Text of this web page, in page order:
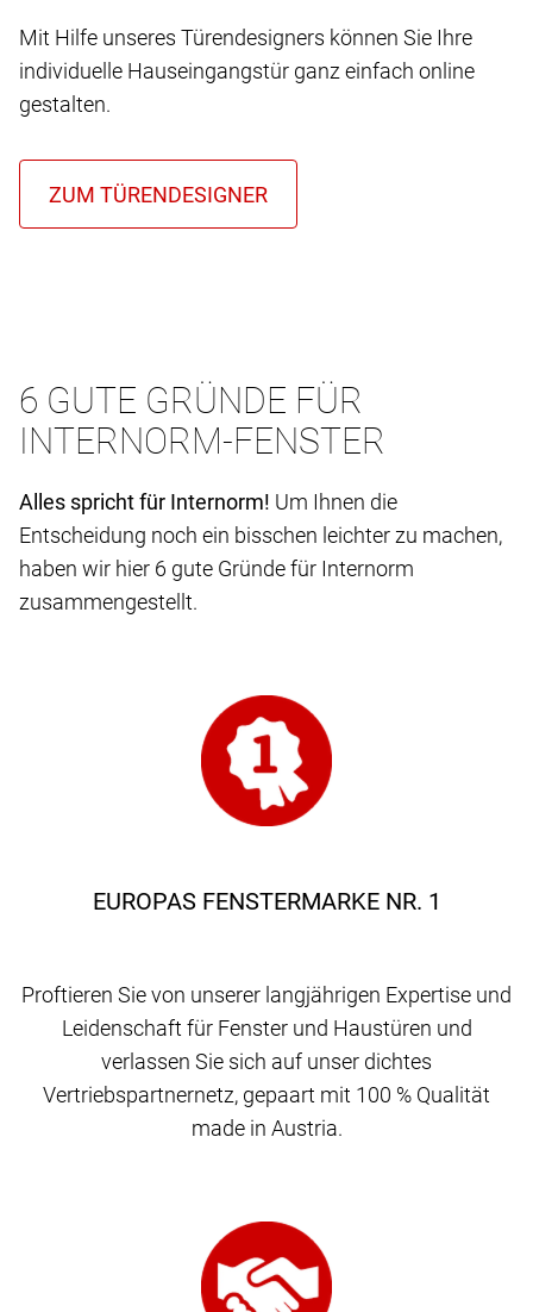
Mit Hilfe unseres Türendesigners können Sie Ihre
individuelle Hauseingangstür ganz einfach online
gestalten.
6 GUTE GRÜNDE FÜR
INTERNORM-FENSTER
Alles spricht für Internorm! Um Ihnen die
Entscheidung noch ein bisschen leichter zu machen,
haben wir hier 6 gute Gründe für Internorm
zusammengestellt.
EUROPAS FENSTERMARKE NR. 1
Proftieren Sie von unserer langjährigen Expertise und
Leidenschaft für Fenster und Haustüren und
verlassen Sie sich auf unser dichtes
Vertriebspartnernetz, gepaart mit 100 % Qualität
made in Austria.